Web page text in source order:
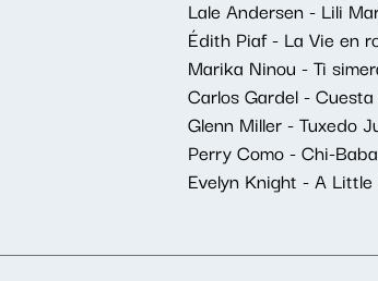
Lale Andersen - Lili
Édith Piaf - La Vie en
Marika Ninou - Ti
Carlos Gardel -
Glenn Miller - Tuxedo
Perry Como - Chi-
Evelyn Knight - A